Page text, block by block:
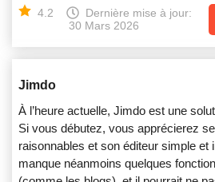
4.2
Dernière mise à jour:
30 Mars 2026
Jimdo
À l’heure actuelle, Jimdo est une
Si vous débutez, vous apprécierez
raisonnables et son éditeur simple et
manque néanmoins quelques